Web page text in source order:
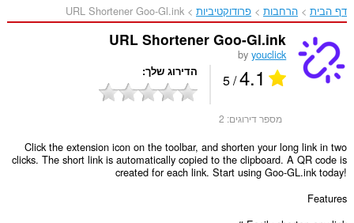
דף הבית הרחבות פרודוקטיביות URL Shortener Goo-Gl.ink‎
URL Shortener Goo-Gl.ink
byyouclick
4.1
/ 5 הדירוג שלך
מספר דירוגים: 2
Click the extension icon on the toolbar, and shorten your long link in two
clicks. The short link is automatically copied to the clipboard. A QR code is
created for each link. Start using Goo-GL.ink today!
Features